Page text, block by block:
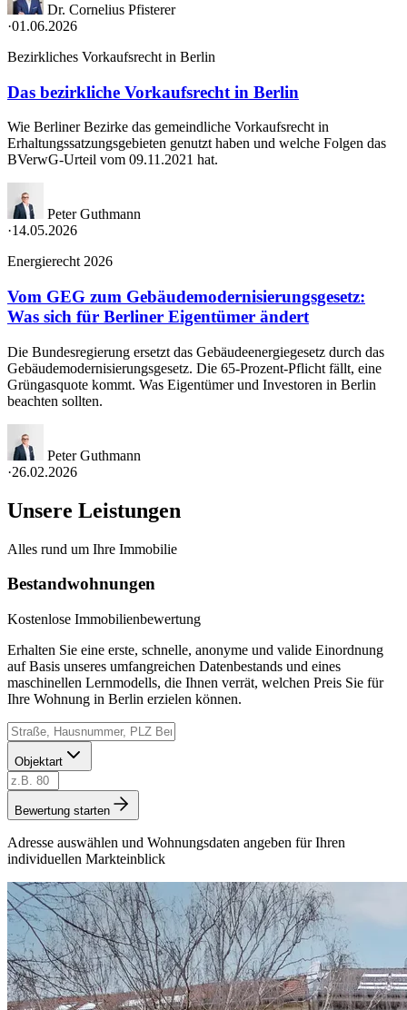
Dr. Cornelius Pfisterer
·01.06.2026
Bezirkliches Vorkaufsrecht in Berlin
Das bezirkliche Vorkaufsrecht in Berlin
Wie Berliner Bezirke das gemeindliche Vorkaufsrecht in
Erhaltungssatzungsgebieten genutzt haben und welche Folgen das
BVerwG-Urteil vom 09.11.2021 hat.
Peter Guthmann
·14.05.2026
Energierecht 2026
Vom GEG zum Gebäudemodernisierungsgesetz:
Was sich für Berliner Eigentümer ändert
Die Bundesregierung ersetzt das Gebäudeenergiegesetz durch das
Gebäudemodernisierungsgesetz. Die 65-Prozent-Pflicht fällt, eine
Grüngasquote kommt. Was Eigentümer und Investoren in Berlin
beachten sollten.
Peter Guthmann
·26.02.2026
Unsere Leistungen
Alles rund um Ihre Immobilie
Bestandwohnungen
Kostenlose Immobilienbewertung
Erhalten Sie eine erste, schnelle, anonyme und valide Einordnung
auf Basis unseres umfangreichen Datenbestands und eines
maschinellen Lernmodells, die Ihnen verrät, welchen Preis Sie für
Ihre Wohnung in Berlin erzielen können.
Objektart
Bewertung starten
Adresse auswählen und Wohnungsdaten angeben für Ihren
individuellen Markteinblick